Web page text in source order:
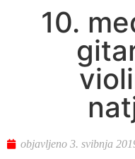
10.
objavljeno 3. svibnja